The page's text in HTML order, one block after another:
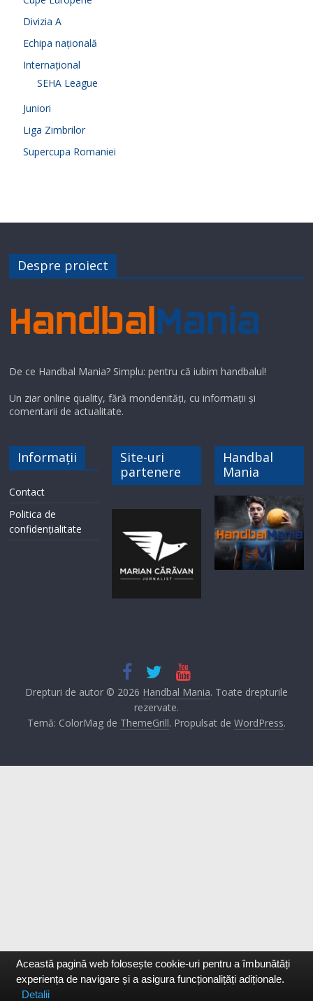
Divizia A
Echipa națională
Internațional
SEHA League
Juniori
Liga Zimbrilor
Supercupa Romaniei
Despre proiect
De ce Handbal Mania? Simplu: pentru că iubim handbalul!
Un ziar online quality, fără mondenități, cu informații și
comentarii de actualitate.
Informații
Contact
Politica de
confidențialitate
Site-uri
partenere
Handbal
Mania
Drepturi de autor © 2026 Handbal Mania. Toate drepturile
rezervate.
Temă: ColorMag de ThemeGrill. Propulsat de WordPress.
Această pagină web folosește cookie-uri pentru a îmbunătăți
experiența de navigare și a asigura funcționalițăți adiționale.
Detalii